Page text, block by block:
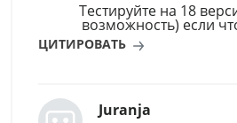
Тестируйте на 18
возможность) если
ЦИТИРОВАТЬ
Juranja